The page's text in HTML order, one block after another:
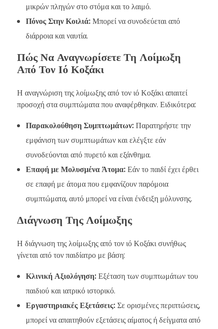
μικρών πληγών στο στόμα και το λαιμό.
Πόνος Στην Κοιλιά:Μπορεί να συνοδεύεται από
διάρροια και ναυτία.
Πώς Να Αναγνωρίσετε Τη Λοίμωξη
Από Τον Ιό Κοξάκι
Η αναγνώριση της λοίμωξης από τον ιό Κοξάκι απαιτεί
προσοχή στα συμπτώματα που αναφέρθηκαν. Ειδικότερα:
Παρακολούθηση Συμπτωμάτων:Παρατηρήστε την
εμφάνιση των συμπτωμάτων και ελέγξτε εάν
συνοδεύονται από πυρετό και εξάνθημα.
Επαφή με Μολυσμένα Άτομα:Εάν το παιδί έχει έρθει
σε επαφή με άτομα που εμφανίζουν παρόμοια
συμπτώματα, αυτό μπορεί να είναι ένδειξη μόλυνσης.
Διάγνωση Της Λοίμωξης
Η διάγνωση της λοίμωξης από τον ιό Κοξάκι συνήθως
γίνεται από τον παιδίατρο με βάση:
Κλινική Αξιολόγηση:Εξέταση των συμπτωμάτων του
παιδιού και ιατρικό ιστορικό.
Εργαστηριακές Εξετάσεις:Σε ορισμένες περιπτώσεις,
μπορεί να απαιτηθούν εξετάσεις αίματος ή δείγματα από